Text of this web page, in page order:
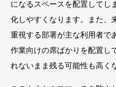
になるスペースを配置してし
化しやすくなります。また、
重視する部署が主な利用者で
作業向けの席ばかりを配置し
れないまま残る可能性も高く